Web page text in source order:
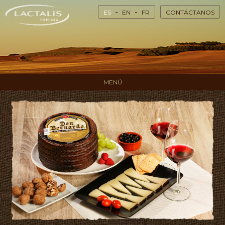
CONTÁCTANOS
ES - EN - FR
MENÚ
HOME
CONÓCENOS
QUESOS POR TIPO DE LECHE
QUESOS POR CURACIÓN
QUESOS POR FORMATO
QUESOS POR MARCAS
DEGUSTACIÓN
CATÁLOGO